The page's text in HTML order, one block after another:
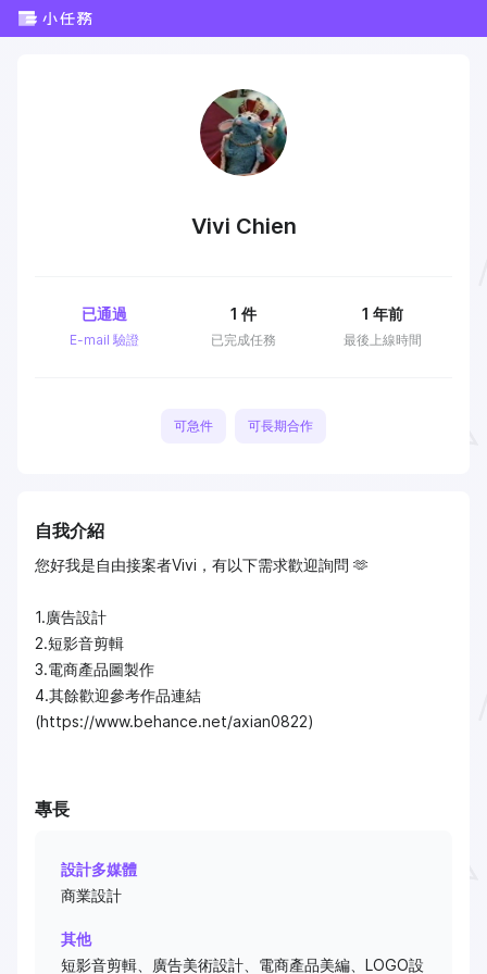
Vivi Chien
E-mail 驗證
已通過
已完成任務
1 件
最後上線時間
1 年前
可急件 可長期合作
自我介紹
您好我是自由接案者Vivi，有以下需求歡迎詢問 🫶
1.廣告設計
2.短影音剪輯
3.電商產品圖製作
4.其餘歡迎參考作品連結
(https://www.behance.net/axian0822)
專長
設計多媒體
商業設計
其他
短影音剪輯、廣告美術設計、電商產品美編、LOGO設